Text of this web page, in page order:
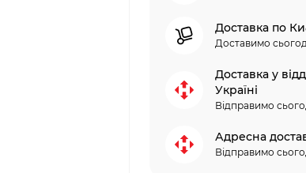
Доставка по
Доставимо
Доставка у
Україні
Відправимо
Адресна
Відправимо